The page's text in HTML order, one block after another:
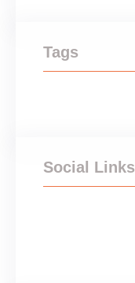
Tags
Social Links